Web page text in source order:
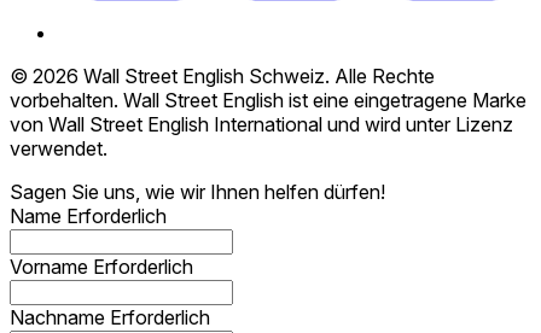
© 2026 Wall Street English Schweiz. Alle Rechte
vorbehalten. Wall Street English ist eine eingetragene Marke
von Wall Street English International und wird unter Lizenz
verwendet.
Sagen Sie uns, wie wir Ihnen helfen dürfen!
Name Erforderlich
Vorname Erforderlich
Nachname Erforderlich